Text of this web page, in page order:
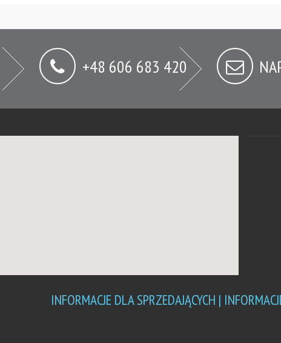
+48 606 683 420
INFORMACJE DLA SPRZEDAJĄCYCH |